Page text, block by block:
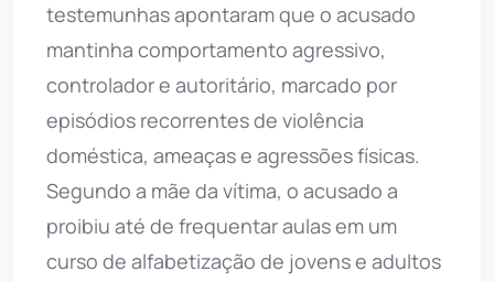
testemunhas apontaram que o acusado
mantinha comportamento agressivo,
controlador e autoritário, marcado por
episódios recorrentes de violência
doméstica, ameaças e agressões físicas.
Segundo a mãe da vítima, o acusado a
proibiu até de frequentar aulas em um
curso de alfabetização de jovens e adultos